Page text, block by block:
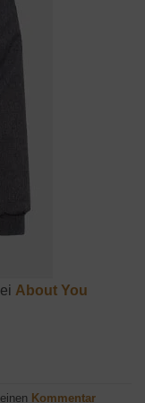
About You
Kommentar